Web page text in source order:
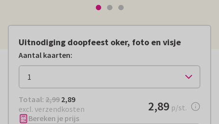
Uitnodiging doopfeest oker, foto en visje
Aantal kaarten:
Totaal: € 2,89
Totaal: 2,99 2,89
excl. verzendkosten
€ 2,89per stuk
2,89 p/st.
Bereken je prijs